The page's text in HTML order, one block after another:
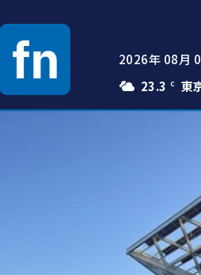
2026年 08月
23.3 C